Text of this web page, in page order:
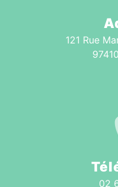
121 Rue
02